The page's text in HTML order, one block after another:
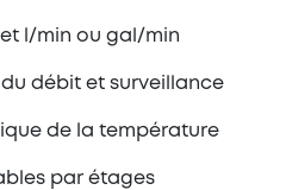
et l/min ou gal/min
débit et surveillance
de la température
par étages